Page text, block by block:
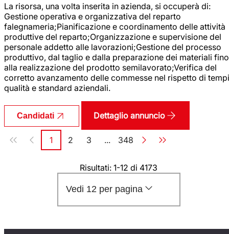
La risorsa, una volta inserita in azienda, si occuperà di:
Gestione operativa e organizzativa del reparto
falegnameria;Pianificazione e coordinamento delle attività
produttive del reparto;Organizzazione e supervisione del
personale addetto alle lavorazioni;Gestione del processo
produttivo, dal taglio e dalla preparazione dei materiali fino
alla realizzazione del prodotto semilavorato;Verifica del
corretto avanzamento delle commesse nel rispetto di
qualità e standard aziendali.
Candidati Dettaglio annuncio
Paginazione
Pagina
1 Pagina
2 Pagina
3 ... Pagina
348
Risultati: 1-12 di 4173
Vedi 12 per pagina